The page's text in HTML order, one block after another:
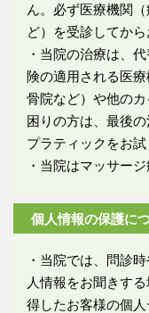
ん。必ず医療機関
ど）を受診してから
・当院の治療は、
険の適用される医
骨院など）や他の
困りの方は、最後
プラティックをお試
・当院はマッサー
個人情報の保護に
・当院では、問診
人情報をお聞きす
得したお客様の個